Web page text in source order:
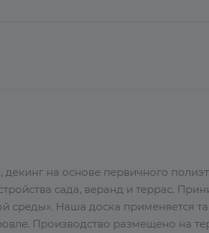
на основе первичного
сада, веранд и террас.
среды». Наша доска применяется
Производство размещено на